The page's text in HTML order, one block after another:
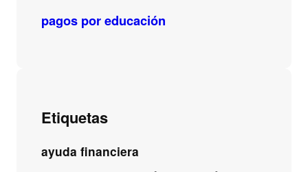
pagos por educación
Etiquetas
ayuda financiera